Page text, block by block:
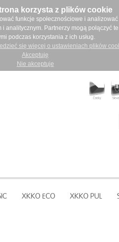
korzysta z plików cookie
funkcje społecznościowe i
analitycznym. Partnerzy mogą połączyć
podczas korzystania z ich usług.
się więcej o ustawieniach plików
Akceptuję
Nie akceptuje
XKKO ECO XKKO PUL